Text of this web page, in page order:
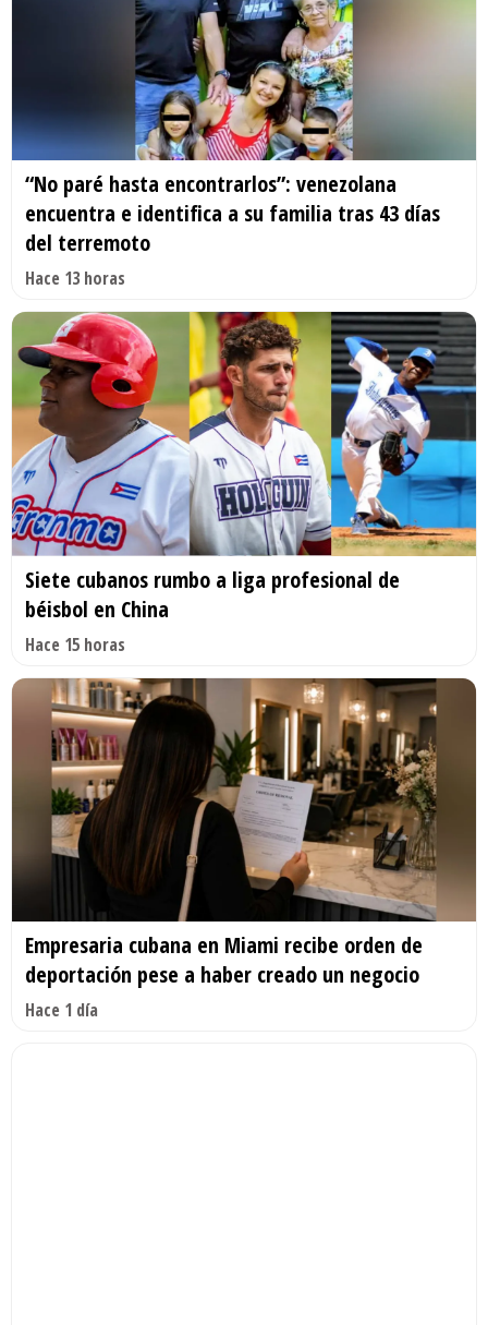
“No paré hasta encontrarlos”: venezolana
encuentra e identifica a su familia tras 43 días
del terremoto
Hace 13 horas
Siete cubanos rumbo a liga profesional de
béisbol en China
Hace 15 horas
Empresaria cubana en Miami recibe orden de
deportación pese a haber creado un negocio
Hace 1 día